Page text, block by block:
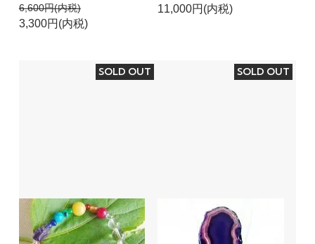
6,600円(内税)
3,300円(内税)
11,000円(内税)
SOLD OUT SOLD OUT